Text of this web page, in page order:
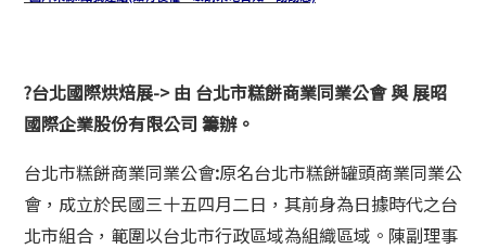
?台北國際烘焙展-> 由 台北市糕餅商業同業公會 與 展昭
國際企業股份有限公司 籌辦。
台北市糕餅商業同業公會:原名台北市糕餅罐頭商業同業公
會，成立於民國三十五四月二日，其前身為日據時代之台
北市組合，範圍以台北市行政區域為組織區域。陳副理事